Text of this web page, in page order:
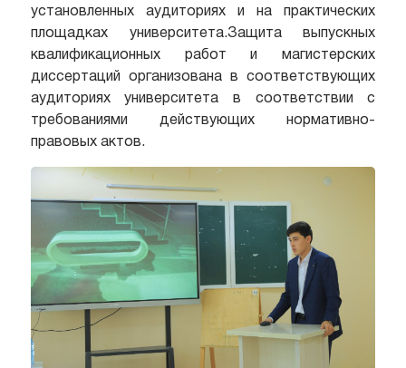
установленных аудиториях и на практических
площадках университета.Защита выпускных
квалификационных работ и магистерских
диссертаций организована в соответствующих
аудиториях университета в соответствии с
требованиями действующих нормативно-
правовых актов.